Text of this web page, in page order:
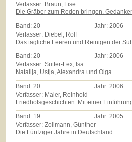
Verfasser: Braun, Lise
Die Gräber zum Reden bringen.
Band: 20 Jahr: 2006
Verfasser: Diebel, Rolf
Das tägliche Leeren und Reinigen der
Band:20 Jahr:2006
Verfasser: Sutter-Lex, Isa
Natalija, Ustja, Alexandra und Olga
Band: 20 Jahr: 2006
Verfasser: Maier, Reinhold
Friedhofsgeschichten. Mit einer
Band: 19 Jahr:2005
Verfasser: Zollmann, Günther
Die Fünfziger Jahre in Deutschland